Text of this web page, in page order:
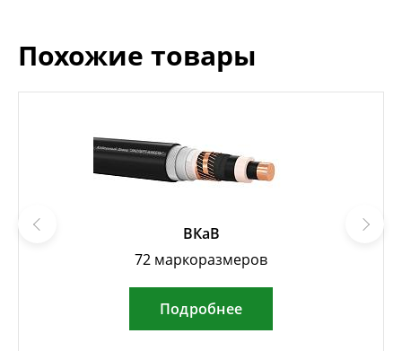
Похожие товары
ВКаВ
72 маркоразмеров
Подробнее